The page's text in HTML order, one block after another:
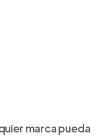
marca pueda